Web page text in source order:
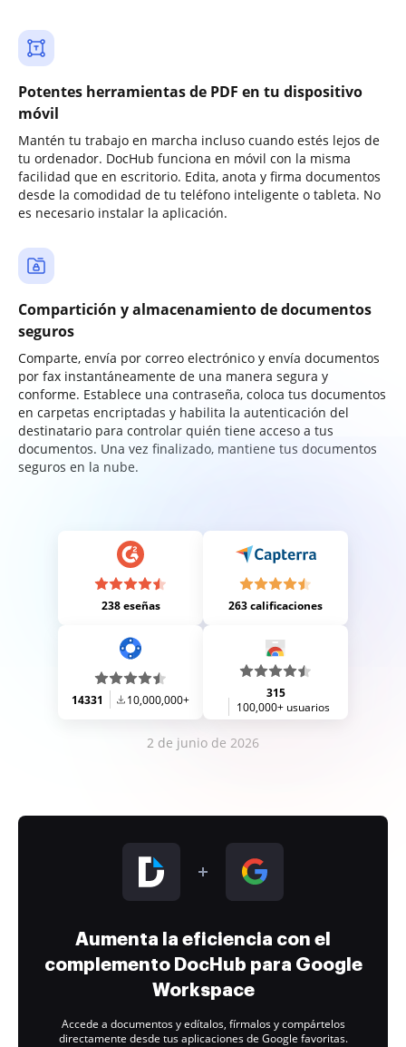
Potentes herramientas de PDF en tu dispositivo
móvil
Mantén tu trabajo en marcha incluso cuando estés lejos de
tu ordenador. DocHub funciona en móvil con la misma
facilidad que en escritorio. Edita, anota y firma documentos
desde la comodidad de tu teléfono inteligente o tableta. No
es necesario instalar la aplicación.
Compartición y almacenamiento de documentos
seguros
Comparte, envía por correo electrónico y envía documentos
por fax instantáneamente de una manera segura y
conforme. Establece una contraseña, coloca tus documentos
en carpetas encriptadas y habilita la autenticación del
destinatario para controlar quién tiene acceso a tus
documentos. Una vez finalizado, mantiene tus documentos
seguros en la nube.
238 eseñas 263 calificaciones
14331 10,000,000+
315
100,000+ usuarios
2 de junio de 2026
Aumenta la eficiencia con el
complemento DocHub para Google
Workspace
Accede a documentos y edítalos, fírmalos y compártelos
directamente desde tus aplicaciones de Google favoritas.